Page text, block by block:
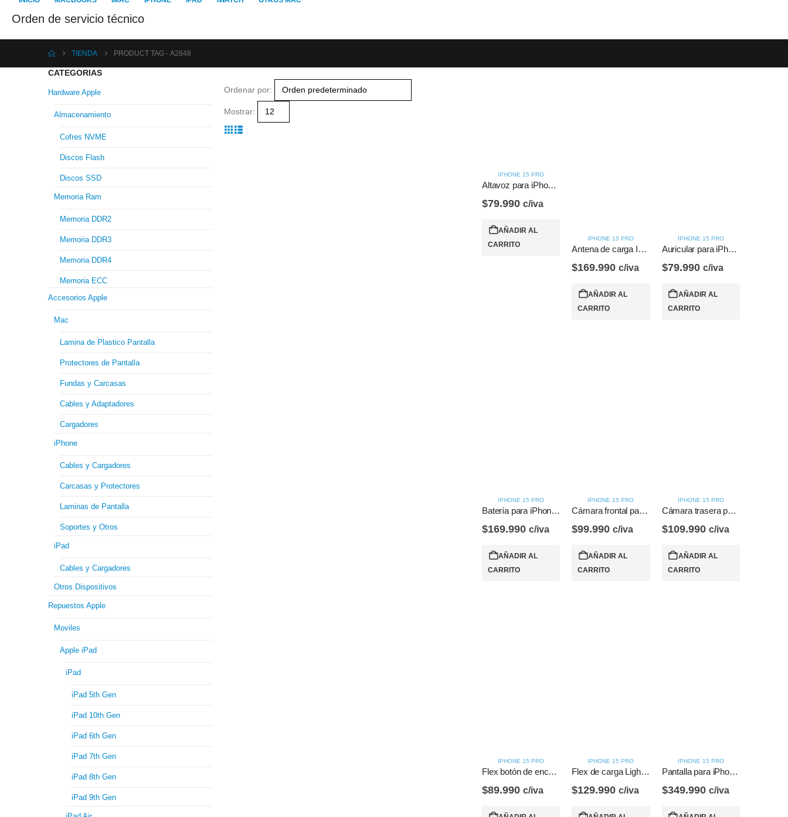
Orden de servicio técnico
TIENDA PRODUCT TAG - A2848
Ordenar por:
Mostrar:
IPHONE 15 PRO
Altavoz para iPhone 15 Pro
$79.990 c/iva
AÑADIR AL
CARRITO
IPHONE 15 PRO
Antena de carga Inalámbrica de iPhone 15 Pro
$169.990 c/iva
AÑADIR AL
CARRITO
IPHONE 15 PRO
Auricular para iPhone 15 Pro
$79.990 c/iva
AÑADIR AL
CARRITO
IPHONE 15 PRO
Batería para iPhone 15 Pro
$169.990 c/iva
AÑADIR AL
CARRITO
IPHONE 15 PRO
Cámara frontal para iPhone 15 Pro
$99.990 c/iva
AÑADIR AL
CARRITO
IPHONE 15 PRO
Cámara trasera para iPhone 15 Pro
$109.990 c/iva
AÑADIR AL
CARRITO
IPHONE 15 PRO
Flex botón de encedido y volumen para iPhone 15 Pro
$89.990 c/iva
IPHONE 15 PRO
Flex de carga Lightning para iPhone 15 Pro
$129.990 c/iva
IPHONE 15 PRO
Pantalla para iPhone 15 Pro
$349.990 c/iva
CATEGORIAS
Hardware Apple
Almacenamiento
Cofres NVME
Discos Flash
Discos SSD
Memoria Ram
Memoria DDR2
Memoria DDR3
Memoria DDR4
Memoria ECC
Accesorios Apple
Mac
Lamina de Plastico Pantalla
Protectores de Pantalla
Fundas y Carcasas
Cables y Adaptadores
Cargadores
iPhone
Cables y Cargadores
Carcasas y Protectores
Laminas de Pantalla
Soportes y Otros
iPad
Cables y Cargadores
Otros Dispositivos
Repuestos Apple
Moviles
Apple iPad
iPad
iPad 5th Gen
iPad 10th Gen
iPad 6th Gen
iPad 7th Gen
iPad 8th Gen
iPad 9th Gen